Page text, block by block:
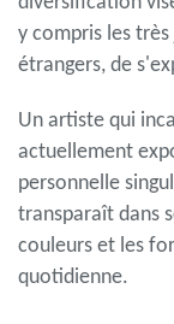
y compris les
étrangers, de
Un artiste qui
actuellement
personnelle
transparaît dans
couleurs et les
quotidienne.